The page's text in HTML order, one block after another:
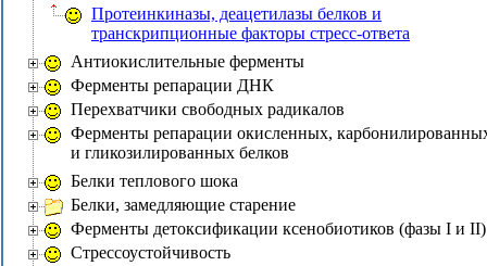
Протеинкиназы, деацетилазы белков и
транскрипционные факторы стресс-ответа
Антиокислительные ферменты
Ферменты репарации ДНК
Перехватчики свободных радикалов
Ферменты репарации окисленных,
и гликозилированных белков
Белки теплового шока
Белки, замедляющие старение
Ферменты детоксификации ксенобиотиков (фазы I и II)
Стрессоустойчивость